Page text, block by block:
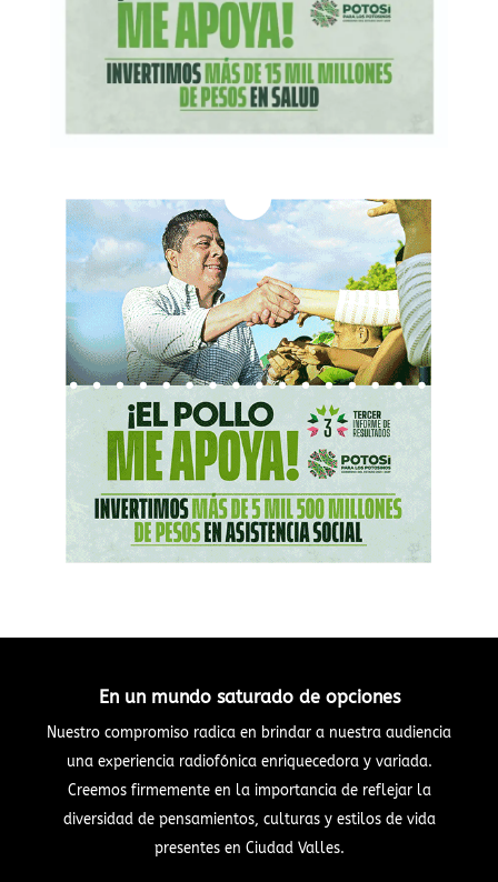
En un mundo saturado de opciones
Nuestro compromiso radica en brindar a nuestra audiencia
una experiencia radiofónica enriquecedora y variada.
Creemos firmemente en la importancia de reflejar la
diversidad de pensamientos, culturas y estilos de vida
presentes en Ciudad Valles.